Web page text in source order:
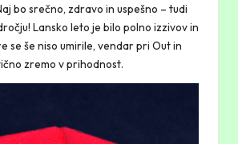
bo srečno, zdravo in uspešno – tudi
Lansko leto je bilo polno izzivov in
se še niso umirile, vendar pri Out in
zremo v prihodnost.